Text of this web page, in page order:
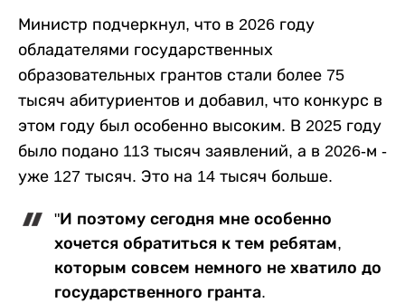
Министр подчеркнул, что в 2026 году
обладателями государственных
образовательных грантов стали более 75
тысяч абитуриентов и добавил, что конкурс в
этом году был особенно высоким. В 2025 году
было подано 113 тысяч заявлений, а в 2026-м -
уже 127 тысяч. Это на 14 тысяч больше.
"И поэтому сегодня мне особенно
хочется обратиться к тем ребятам,
которым совсем немного не хватило до
государственного гранта.